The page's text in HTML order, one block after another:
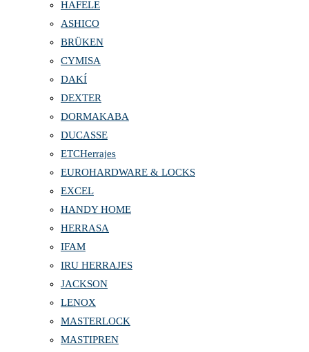
HAFELE
ASHICO
BRÜKEN
CYMISA
DAKÍ
DEXTER
DORMAKABA
DUCASSE
ETCHerrajes
EUROHARDWARE & LOCKS
EXCEL
HANDY HOME
HERRASA
IFAM
IRU HERRAJES
JACKSON
LENOX
MASTERLOCK
MASTIPREN